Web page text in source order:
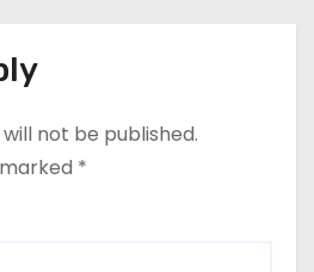
not be published.
*